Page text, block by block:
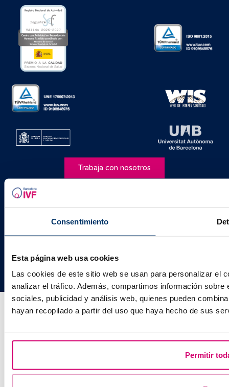
Consentimiento
Esta página web usa cookies
Las cookies de este sitio web se usan para personalizar el
analizar el tráfico. Además, compartimos información
sociales, publicidad y análisis web, quienes pueden
hayan recopilado a partir del uso que haya hecho de sus
Permitir
Trabaja con nosotros
Política de cookies
Política de privacidad